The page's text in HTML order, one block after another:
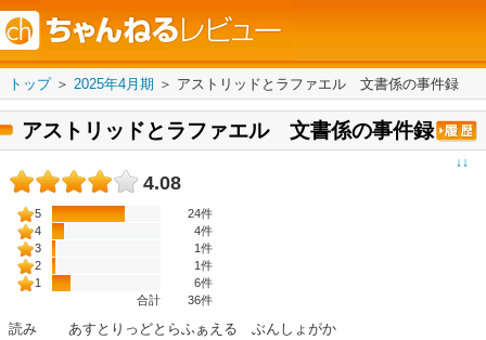
トップ＞ 2025年4月期 ＞ アストリッドとラファエル 文書係の事件録
アストリッドとラファエル 文書係の事件録
↓↓
4.08
5
24件
4
4件
3
1件
2
1件
1
6件
合計
36件
読み
あすとりっどとらふぁえる ぶんしょがか